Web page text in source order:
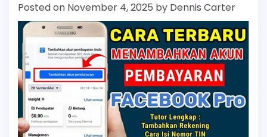
Posted on November 4, 2025 by Dennis Carter